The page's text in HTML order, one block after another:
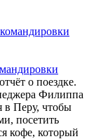
о поездке.
Филиппа
в Перу, чтобы
посетить
кофе, который